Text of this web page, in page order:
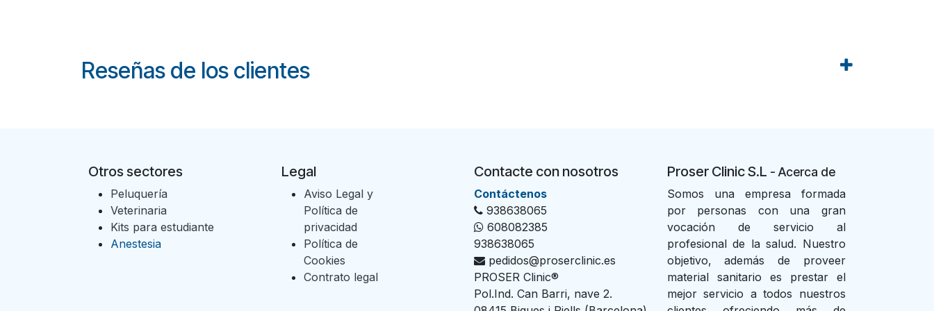
Reseñas de los clientes
Otros sectores
Peluquería
Veterinaria
Kits para estudiante
Anestesia
Proser Clinic S.L - Acerca de
Somos una empresa formada
por personas con una gran
vocación de servicio al
profesional de la salud. Nuestro
objetivo, además de proveer
material sanitario es prestar el
mejor servicio a todos nuestros
Contacte con nosotros
Con​tác​tenos
938638065
608082385
938638065
pedidos@proserclinic.es
PROSER Clinic®
Pol.Ind. Can Barri, nave 2.
Legal
Aviso Legal y
Política de
privacidad
Política de
Cookies
Contrato legal